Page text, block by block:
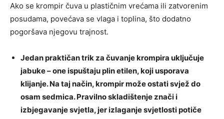
Ako se krompir čuva u plastičnim vrećama ili zatvorenim
posudama, povećava se vlaga i toplina, što dodatno
pogoršava njegovu trajnost.
Jedan praktičan trik za čuvanje krompira uključuje
jabuke – one ispuštaju plin etilen, koji usporava
klijanje. Na taj način, krompir može ostati svjež do
osam sedmica. Pravilno skladištenje znači i
izbjegavanje svjetla, jer izlaganje svjetlosti potiče